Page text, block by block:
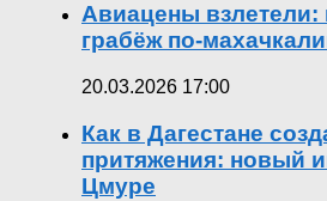
Авиацены взлетели:
грабёж по-
20.03.2026 17:00
Как в Дагестане
притяжения: новый
Цмуре